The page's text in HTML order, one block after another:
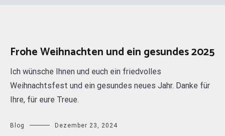
Frohe Weihnachten und ein gesundes 2025
Ich wünsche Ihnen und euch ein friedvolles
Weihnachtsfest und ein gesundes neues Jahr. Danke für
Ihre, für eure Treue.
Blog Dezember 23, 2024